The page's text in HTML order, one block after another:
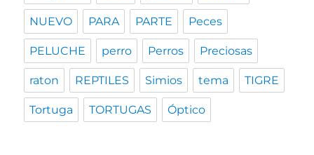
NUEVO PARA PARTE Peces
PELUCHE perro Perros Preciosas
raton REPTILES Simios tema TIGRE
Tortuga TORTUGAS Óptico